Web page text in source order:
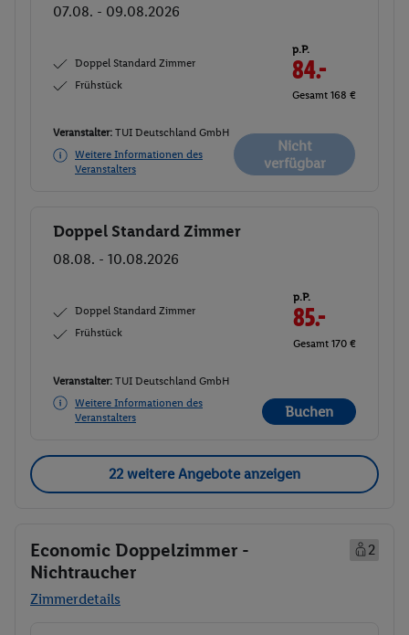
07.08. - 09.08.2026
Doppel Standard Zimmer
Frühstück
p.P.
84.-
Gesamt 168 €
Veranstalter: TUI Deutschland GmbH
Weitere Informationen des
Veranstalters
Nicht
verfügbar
Buchen
Doppel Standard Zimmer
08.08. - 10.08.2026
Doppel Standard Zimmer
Frühstück
p.P.
85.-
Gesamt 170 €
Veranstalter: TUI Deutschland GmbH
Weitere Informationen des
Veranstalters
Buchen
22 weitere Angebote anzeigen
Economic Doppelzimmer -
Nichtraucher
2
Zimmerdetails